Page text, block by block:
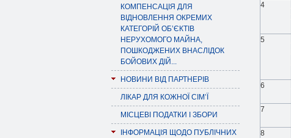
КОМПЕНСАЦІЯ ДЛЯ
ВІДНОВЛЕННЯ ОКРЕМИХ
КАТЕГОРІЙ ОБ’ЄКТІВ
НЕРУХОМОГО МАЙНА,
ПОШКОДЖЕНИХ ВНАСЛІДОК
БОЙОВИХ ДІЙ...
НОВИНИ ВІД ПАРТНЕРІВ
ЛІКАР ДЛЯ КОЖНОЇ СІМ’Ї
МІСЦЕВІ ПОДАТКИ І ЗБОРИ
ІНФОРМАЦІЯ ЩОДО ПУБЛІЧНИХ
4
5
6
7
8